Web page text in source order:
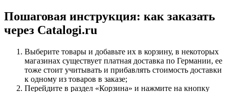
Пошаговая инструкция: как заказать
через Catalogi.ru
Выберите товары и добавьте их в корзину, в некоторых
магазинах существует платная доставка по Германии, ее
тоже стоит учитывать и прибавлять стоимость доставки
к одному из товаров в заказе;
Перейдите в раздел «Корзина» и нажмите на кнопку